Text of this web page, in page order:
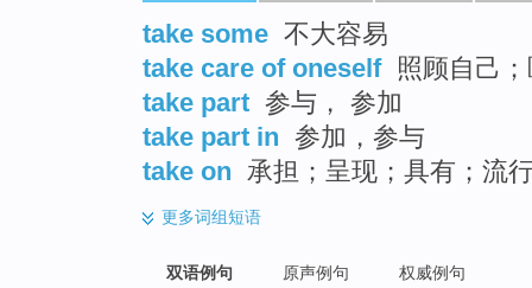
take some 不大容易
take care of oneself 照顾自己
take part 参与， 参加
take part in 参加，参与
take on 承担；呈现；具有；流
更多词组短语
双语例句 原声例句 权威例句